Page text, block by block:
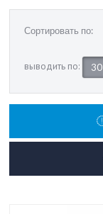
Сортировать по:
выводить по: 30